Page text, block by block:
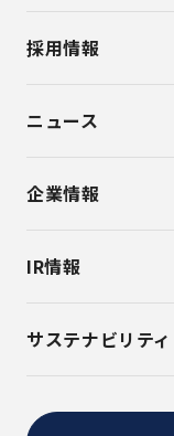
採用情報
ニュース
企業情報
IR情報
サステナビリティ